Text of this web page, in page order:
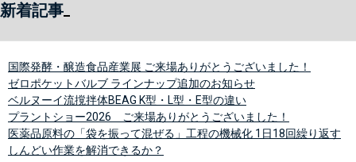
新着記事
国際発酵・醸造食品産業展 ご来場ありがとうございました！
ゼロポケットバルブ ラインナップ追加のお知らせ
ベルヌーイ流撹拌体BEAG K型・L型・E型の違い
プラントショー2026 ご来場ありがとうございました！
医薬品原料の「袋を振って混ぜる」工程の機械化 1日18回繰り返す
しんどい作業を解消できるか？